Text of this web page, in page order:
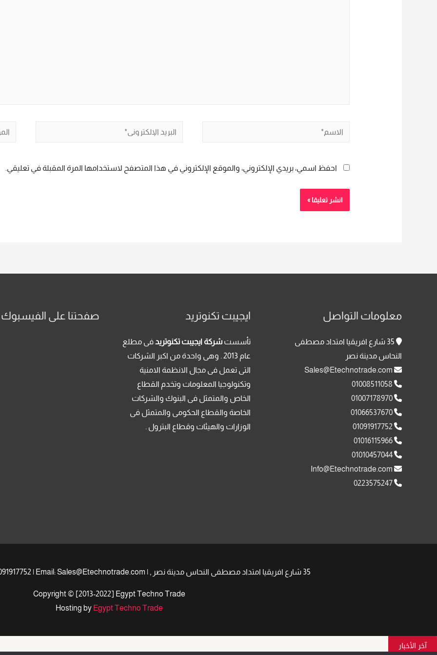
الاسم*
البريد
احفظ اسمي، بريدي الإلكتروني، والموقع الإلكتروني في هذا المتصفح لاستخدامها المرة المقبلة في تعليقي.
معلومات التواصل
35 شارع افريقيا امتداد مصطفى
النحاس مدينة نصر
01008511058
01007178970
01066537670
01091917752
01016115966
01010457044
0223575247
ايجيبت تكنوتريد
تأسست شركة ايجيبت تكنوتريدفى مطلع
عام 2013 . وهى واحدة من اكبر الشركات
التى تعمل فى مجال الانظمة الامنية
وتكنولوجيا المعلومات وتخدم القطاع
الخاص والمتمثل فى البنوك والشركات
الخاصة والقطاع الحكومى والمتمثل فى
الوزارات والهيئات وقطاع البترول .
صفحتنا على الفيسبوك
35 شارع افريقيا امتداد مصطفى النحاس مدينة نصر , | Phone: +201008511058 +201091917752 | Email: Sales@Etechnotrade.com
Copyright © [2013-2022] Egypt Techno Trade
Hosting by Egypt Techno Trade
آخر الأخبار